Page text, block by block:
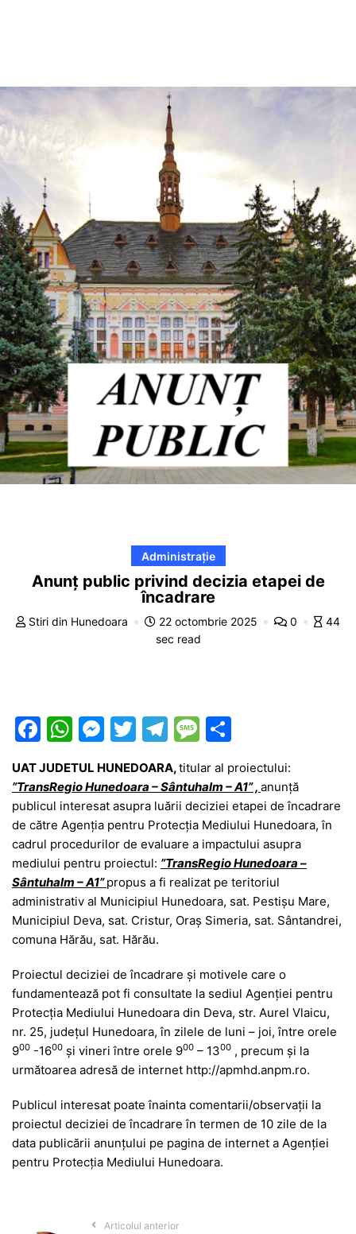
Administrație
Anunț public privind decizia etapei de
încadrare
Stiri din Hunedoara 22 octombrie 2025 0
44
sec read
F
c
e
b
o
o
k
W
at
s
A
p
p
M
s
s
e
n
g
er
T
itt
er
T
el
e
gr
a
m
M
s
s
a
g
e
ar
ta
je
a
z
ă
UAT JUDETUL HUNEDOARA,titular al proiectului:
”TransRegio Hunedoara – Sântuhalm – A1” , anunţă
publicul interesat asupra luării deciziei etapei de încadrare
de către Agenţia pentru Protecţia Mediului Hunedoara, în
cadrul procedurilor de evaluare a impactului asupra
mediului pentru proiectul: ”TransRegio Hunedoara –
Sântuhalm – A1”propus a fi realizat pe teritoriul
administrativ al Municipiul Hunedoara, sat. Pestișu Mare,
Municipiul Deva, sat. Cristur, Oraș Simeria, sat. Sântandrei,
comuna Hărău, sat. Hărău.
Proiectul deciziei de încadrare şi motivele care o
fundamentează pot fi consultate la sediul Agenţiei pentru
Protecţia Mediului Hunedoara din Deva, str. Aurel Vlaicu,
nr. 25, judeţul Hunedoara, în zilele de luni – joi, între orele
900 -1600 şi vineri între orele 900 – 1300 , precum şi la
următoarea adresă de internet http://apmhd.anpm.ro.
Publicul interesat poate înainta comentarii/observații la
proiectul deciziei de încadrare în termen de 10 zile de la
data publicării anunțului pe pagina de internet a Agenției
pentru Protecția Mediului Hunedoara.
Articolul anterior